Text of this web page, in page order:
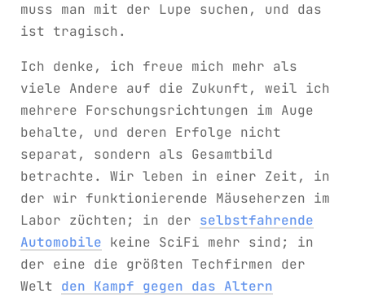
muss man mit der Lupe suchen, und das
ist tragisch.
Ich denke, ich freue mich mehr als
viele Andere auf die Zukunft, weil ich
mehrere Forschungsrichtungen im Auge
behalte, und deren Erfolge nicht
separat, sondern als Gesamtbild
betrachte. Wir leben in einer Zeit, in
der wir funktionierende Mäuseherzen im
Labor züchten; in der selbstfahrende
Automobile keine SciFi mehr sind; in
der eine die größten Techfirmen der
Welt den Kampf gegen das Altern